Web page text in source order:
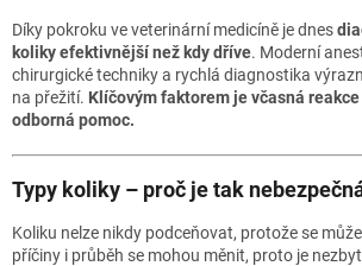
Díky pokroku ve veterinární medicíně je dnes
koliky efektivnější než kdy dříve. Moderní
chirurgické techniky a rychlá diagnostika
na přežití. Klíčovým faktorem je včasná
odborná pomoc.
Typy koliky – proč je tak
Koliku nelze nikdy podceňovat, protože se může
příčiny i průběh se mohou měnit, proto je